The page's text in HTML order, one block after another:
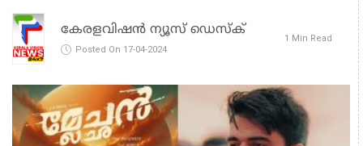
കേരളവിഷൻ ന്യൂസ് ഡെസ്‌ക്
Posted On 17-04-2024
1 Min Read